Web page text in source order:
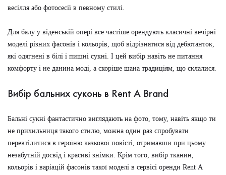
весілля або фотосесії в певному стилі.
Для балу у віденській опері все частіше орендують класичні вечірні
моделі різних фасонів і кольорів, щоб відрізнятися від дебютанток,
які одягнені в білі і пишні сукні. І цей вибір навіть не питання
комфорту і не данина моді, а скоріше шана традиціям, що склалися.
Вибір бальних суконь в Rent А Brand
Бальні сукні фантастично виглядають на фото, тому, навіть якщо ти
не прихильниця такого стилю, можна один раз спробувати
перевтілитися в героїню казкової повісті, отримавши при цьому
незабутній досвід і красиві знімки. Крім того, вибір тканин,
кольорів і варіацій фасонів такої моделі в сервісі оренди Rent А